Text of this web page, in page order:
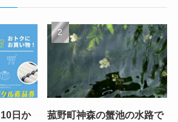
日か
菰野町神森の蟹池の水路で